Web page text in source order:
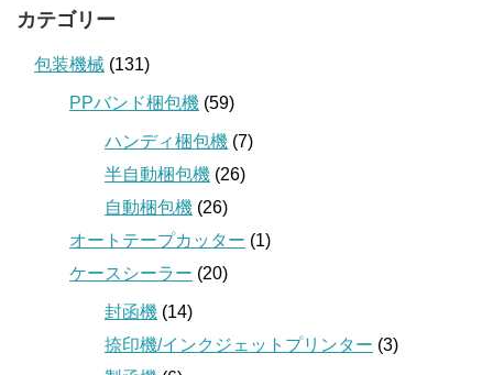
カテゴリー
包装機械 (131)
PPバンド梱包機 (59)
ハンディ梱包機 (7)
半自動梱包機 (26)
自動梱包機 (26)
オートテープカッター (1)
ケースシーラー (20)
封函機 (14)
捺印機/インクジェットプリンター (3)